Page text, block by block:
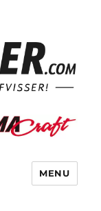
MENU